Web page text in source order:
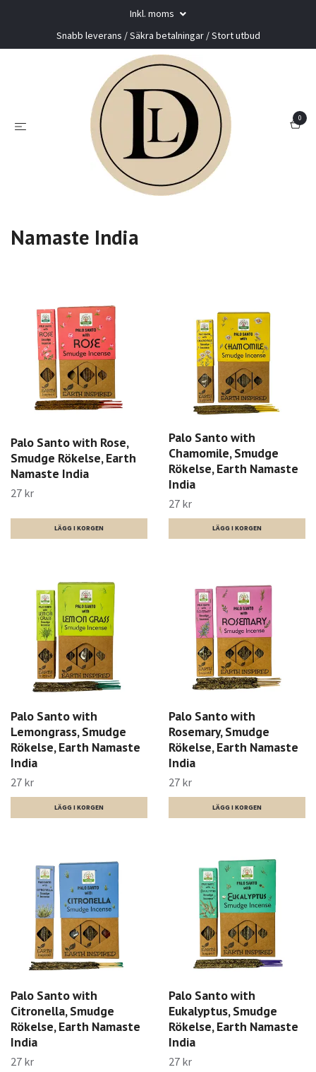
Inkl. moms
Snabb leverans / Säkra betalningar / Stort utbud
0
Namaste India
Palo Santo with Rose,
Smudge Rökelse, Earth
Namaste India
27 kr
Palo Santo with
Chamomile, Smudge
Rökelse, Earth Namaste
India
27 kr
Palo Santo with
Lemongrass, Smudge
Rökelse, Earth Namaste
India
27 kr
Palo Santo with
Rosemary, Smudge
Rökelse, Earth Namaste
India
27 kr
Palo Santo with
Citronella, Smudge
Rökelse, Earth Namaste
India
27 kr
Palo Santo with
Eukalyptus, Smudge
Rökelse, Earth Namaste
India
27 kr